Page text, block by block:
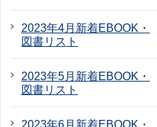
2023年4月新着EBOOK・
図書リスト
2023年5月新着EBOOK・
図書リスト
2023年6月新着EBOOK・